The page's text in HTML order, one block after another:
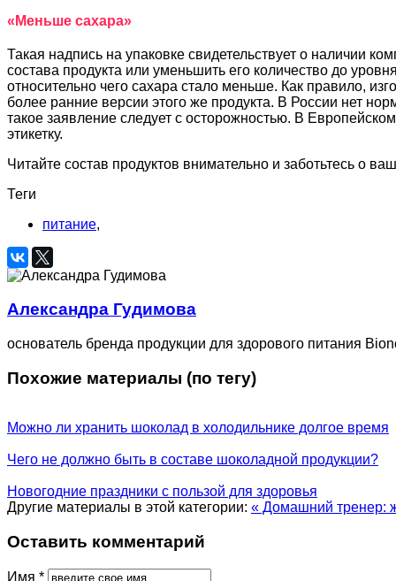
«Меньше сахара»
Такая надпись на упаковке свидетельствует о наличии
состава продукта или уменьшить его количество до
относительно чего сахара стало меньше. Как правило,
более ранние версии этого же продукта. В России нет
такое заявление следует с осторожностью. В
этикетку.
Читайте состав продуктов внимательно и заботьтесь о
Теги
питание,
Александра Гудимова
основатель бренда продукции для здорового питания
Похожие материалы (по тегу)
Можно ли хранить шоколад в холодильнике долгое время
Чего не должно быть в составе шоколадной продукции?
Новогодние праздники с пользой для здоровья
Другие материалы в этой категории: « Домашний тренер:
Оставить комментарий
Имя *